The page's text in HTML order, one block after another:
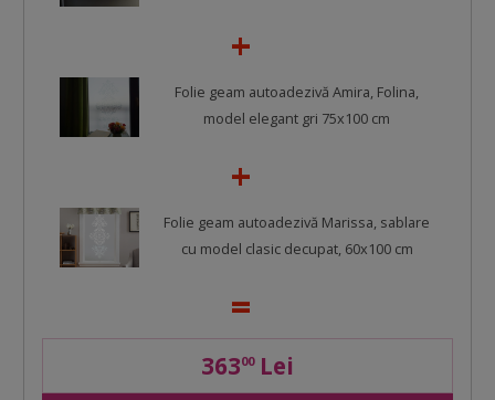
Folie geam autoadezivă Amira, Folina,
model elegant gri 75x100 cm
Folie geam autoadezivă Marissa, sablare
cu model clasic decupat, 60x100 cm
36300Lei